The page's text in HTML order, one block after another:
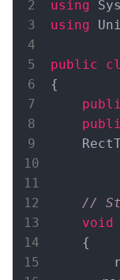
using
using
public
{
//
void
    {